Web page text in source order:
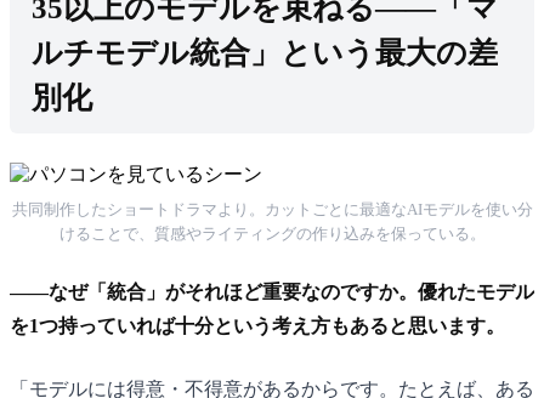
35以上のモデルを束ねる——「マ
ルチモデル統合」という最大の差
別化
共同制作したショートドラマより。カットごとに最適なAIモデルを使い分
けることで、質感やライティングの作り込みを保っている。
——なぜ「統合」がそれほど重要なのですか。優れたモデル
を1つ持っていれば十分という考え方もあると思います。
「モデルには得意・不得意があるからです。たとえば、ある